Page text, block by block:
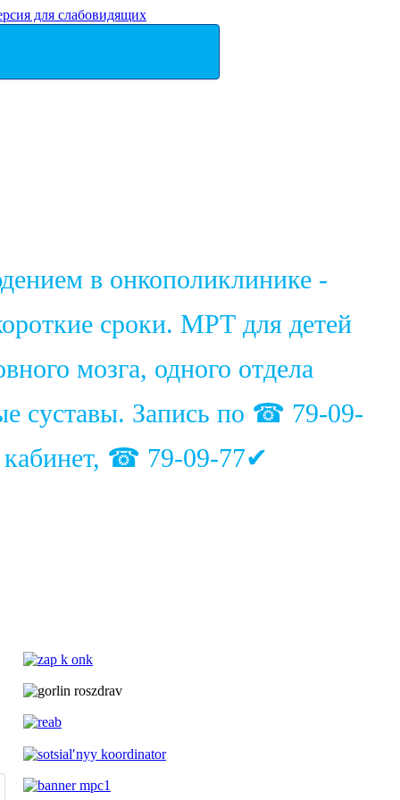
для слабовидящих
в онкополиклинике -
сроки. МРТ для детей
мозга, одного отдела
суставы. Запись по ☎ 79-09-
кабинет, ☎ 79-09-77✔